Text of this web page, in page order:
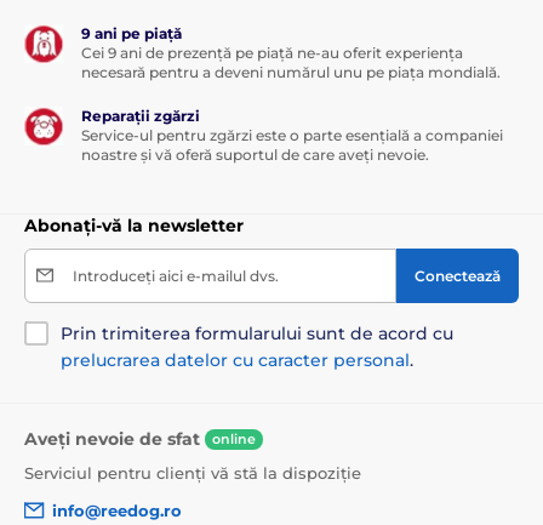
9 ani pe piață
Cei 9 ani de prezență pe piață ne-au oferit experiența
necesară pentru a deveni numărul unu pe piața mondială.
Reparații zgărzi
Service-ul pentru zgărzi este o parte esențială a companiei
noastre și vă oferă suportul de care aveți nevoie.
Abonați-vă la newsletter
Introduceți aici e-mailul dvs. Conectează
Prin trimiterea formularului sunt de acord cu
prelucrarea datelor cu caracter personal.
Aveți nevoie de sfat online
Serviciul pentru clienți vă stă la dispoziție
info@reedog.ro